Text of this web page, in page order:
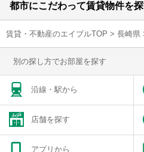
都市にこだわって賃貸物件を
賃貸・不動産のエイブルTOP > 長崎県
別の探し方でお部屋を探す
沿線・駅から
店舗を探す
アプリから